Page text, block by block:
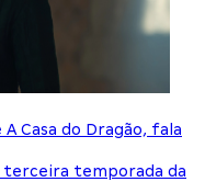
Casa do Dragão, fala
terceira temporada da